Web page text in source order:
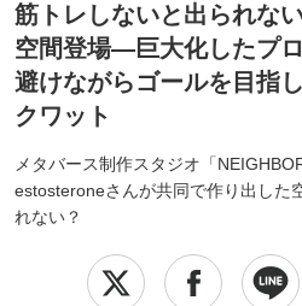
筋トレしないと出られな
空間登場―巨大化したプ
避けながらゴールを目指
クワット
メタバース制作スタジオ「
estosteroneさんが共同で作り出した
れない？